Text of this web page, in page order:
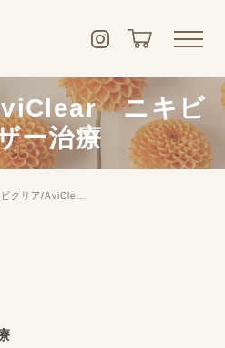
ニキビ
ー治療
リア/AviClear ニキビレーザー治療